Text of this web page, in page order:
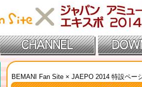
BEMANI Fan Site × JAEPO 2014 特設ペー